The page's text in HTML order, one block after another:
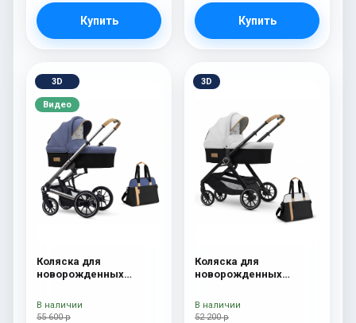
Купить Купить
3D
Видео
Коляска для
новорожденных
Denim
55 600 р
В наличии
3D
Коляска для
новорожденных
сумка Sahara
52 200 р
В наличии